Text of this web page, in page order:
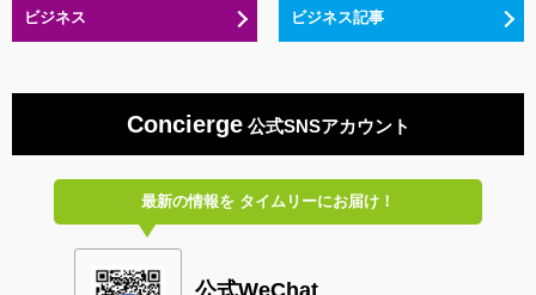
ビジネス ビジネス記事
Concierge公式SNSアカウント
最新の情報をタイムリーにお届け！
公式WeChat